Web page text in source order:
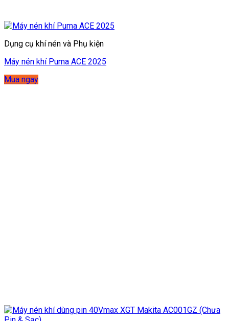
Dụng cụ khí nén và Phụ kiện
Máy nén khí Puma ACE 2025
Mua ngay